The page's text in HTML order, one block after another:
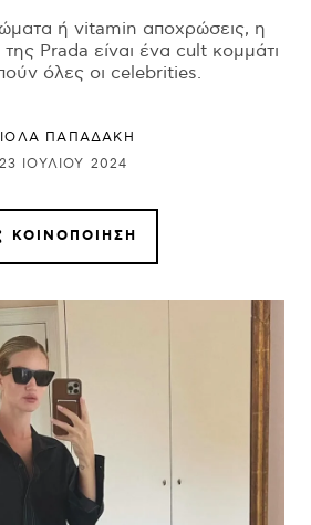
ή vitamin αποχρώσεις, η
Prada είναι ένα cult κομμάτι
όλες οι celebrities.
ΠΑΠΑΔΆΚΗ
23 ΙΟΥΛΊΟΥ 2024
ΚΟΙΝΟΠΟΊΗΣΗ